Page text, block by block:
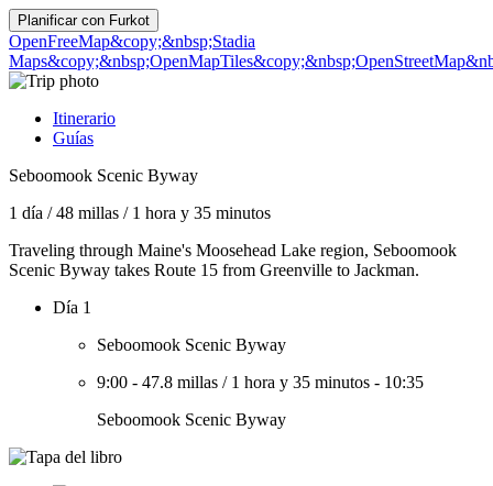
Planificar con Furkot
OpenFreeMap&copy;&nbsp;Stadia
Maps&copy;&nbsp;OpenMapTiles
Itinerario
Guías
Seboomook Scenic Byway
1 día /48 millas / 1 hora y 35 minutos
Traveling through Maine's Moosehead Lake region, Seboomook
Scenic Byway takes Route 15 from Greenville to Jackman.
Día 1
Seboomook Scenic Byway
9:00 - 47.8 millas / 1 hora y 35 minutos - 10:35
Seboomook Scenic Byway